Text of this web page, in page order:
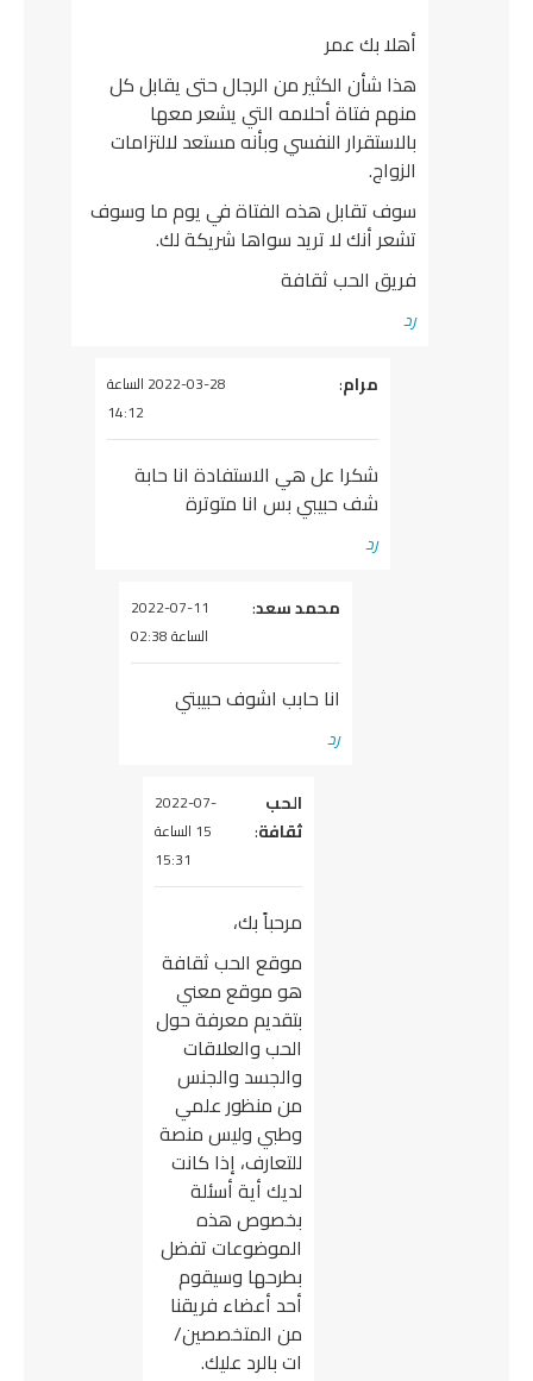
أهلا بك عمر
هذا شأن الكثير من الرجال حتى يقابل كل
منهم فتاة أحلامه التي يشعر معها
بالاستقرار النفسي وبأنه مستعد لالتزامات
الزواج.
سوف تقابل هذه الفتاة في يوم ما وسوف
تشعر أنك لا تريد سواها شريكة لك.
فريق الحب ثقافة
رد
يقول
مرام:
2022-03-28 الساعة
14:12
شكرا عل هي الاستفادة انا حابة
شف حبيبي بس انا متوترة
رد
يقول
محمد سعد:
2022-07-11
الساعة 02:38
انا حابب اشوف حبيبتي
رد
يقول
الحب
ثقافة:
2022-07-
15 الساعة
15:31
مرحباً بك،
موقع الحب ثقافة
هو موقع معني
بتقديم معرفة حول
الحب والعلاقات
والجسد والجنس
من منظور علمي
وطبي وليس منصة
للتعارف، إذا كانت
لديك أية أسئلة
بخصوص هذه
الموضوعات تفضل
بطرحها وسيقوم
أحد أعضاء فريقنا
من المتخصصين/
ات بالرد عليك.